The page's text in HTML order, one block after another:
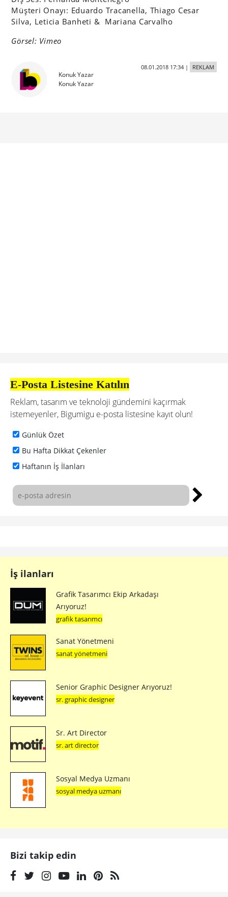
Müşteri Onayı: Eduardo Tracanella, Thiago Cesar
Silva, Leticia Banheti & Mariana Carvalho
Görsel: Vimeo
Konuk Yazar
Konuk Yazar
08.01.2018 17:34| REKLAM
E-Posta Listesine Katılın
Reklam, tasarım ve teknoloji gündemini kaçırmak
istemeyenler, Bigumigu e-posta listesine kayıt olun!
Günlük Özet
Bu Hafta Dikkat Çekenler
Haftanın İş İlanları
İş ilanları
Grafik Tasarımcı Ekip Arkadaşı
Arıyoruz!
grafik tasarımcı
Sanat Yönetmeni
sanat yönetmeni
Senior Graphic Designer Arıyoruz!
sr. graphic designer
Sr. Art Director
sr. art director
Sosyal Medya Uzmanı
sosyal medya uzmanı
Bizi takip edin